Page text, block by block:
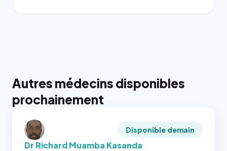
Autres médecins disponibles
prochainement
Disponible demain
Dr Richard Muamba Kasanda